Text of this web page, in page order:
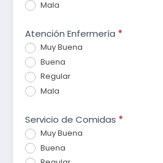
Mala
Atención Enfermería *
Muy Buena
Buena
Regular
Mala
Servicio de Comidas *
Muy Buena
Buena